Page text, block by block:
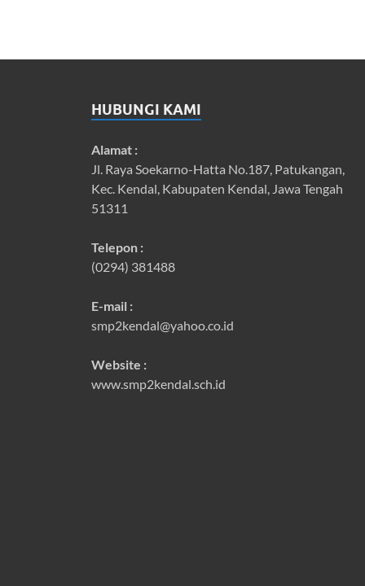
HUBUNGI KAMI
Alamat :
Jl. Raya Soekarno-Hatta No.187, Patukangan,
Kec. Kendal, Kabupaten Kendal, Jawa Tengah
51311
Telepon :
(0294) 381488
E-mail :
smp2kendal@yahoo.co.id
Website :
www.smp2kendal.sch.id